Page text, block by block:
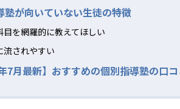
塾が向いていない生徒の特徴
目を網羅的に教えてほしい
流されやすい
7月最新】おすすめの個別指導塾の口